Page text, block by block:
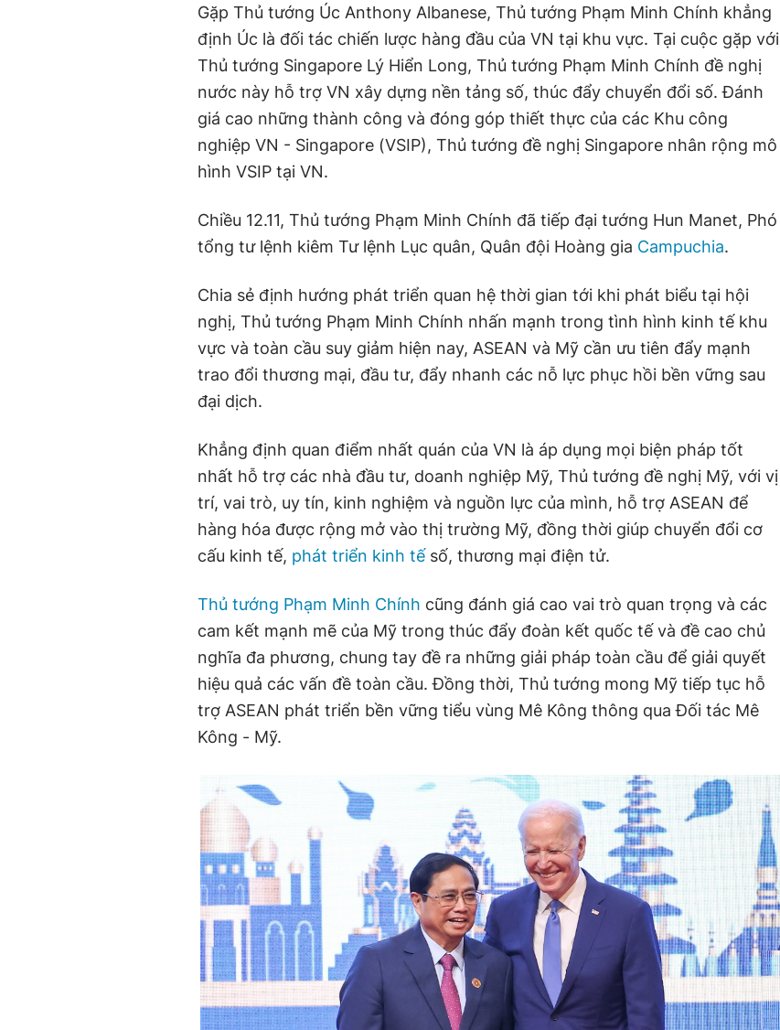
Gặp Thủ tướng Úc Anthony Albanese, Thủ tướng Phạm Minh Chính khẳng
định Úc là đối tác chiến lược hàng đầu của VN tại khu vực. Tại cuộc gặp với
Thủ tướng Singapore Lý Hiển Long, Thủ tướng Phạm Minh Chính đề nghị
nước này hỗ trợ VN xây dựng nền tảng số, thúc đẩy chuyển đổi số. Đánh
giá cao những thành công và đóng góp thiết thực của các Khu công
nghiệp VN - Singapore (VSIP), Thủ tướng đề nghị Singapore nhân rộng mô
hình VSIP tại VN.
Chiều 12.11, Thủ tướng Phạm Minh Chính đã tiếp đại tướng Hun Manet, Phó
tổng tư lệnh kiêm Tư lệnh Lục quân, Quân đội Hoàng gia Campuchia.
Chia sẻ định hướng phát triển quan hệ thời gian tới khi phát biểu tại hội
nghị, Thủ tướng Phạm Minh Chính nhấn mạnh trong tình hình kinh tế khu
vực và toàn cầu suy giảm hiện nay, ASEAN và Mỹ cần ưu tiên đẩy mạnh
trao đổi thương mại, đầu tư, đẩy nhanh các nỗ lực phục hồi bền vững sau
đại dịch.
Khẳng định quan điểm nhất quán của VN là áp dụng mọi biện pháp tốt
nhất hỗ trợ các nhà đầu tư, doanh nghiệp Mỹ, Thủ tướng đề nghị Mỹ, với vị
trí, vai trò, uy tín, kinh nghiệm và nguồn lực của mình, hỗ trợ ASEAN để
hàng hóa được rộng mở vào thị trường Mỹ, đồng thời giúp chuyển đổi cơ
cấu kinh tế, phát triển kinh tếsố, thương mại điện tử.
Thủ tướng Phạm Minh Chính cũng đánh giá cao vai trò quan trọng và các
cam kết mạnh mẽ của Mỹ trong thúc đẩy đoàn kết quốc tế và đề cao chủ
nghĩa đa phương, chung tay đề ra những giải pháp toàn cầu để giải quyết
hiệu quả các vấn đề toàn cầu. Đồng thời, Thủ tướng mong Mỹ tiếp tục hỗ
trợ ASEAN phát triển bền vững tiểu vùng Mê Kông thông qua Đối tác Mê
Kông - Mỹ.